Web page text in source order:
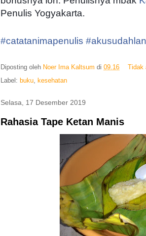
Penulis Yogyakarta.
#catatanimapenulis #
Diposting oleh Noer Ima Kaltsum di 09.16
Tidak
Label: buku, kesehatan
Selasa, 17 Desember 2019
Rahasia Tape Ketan Manis